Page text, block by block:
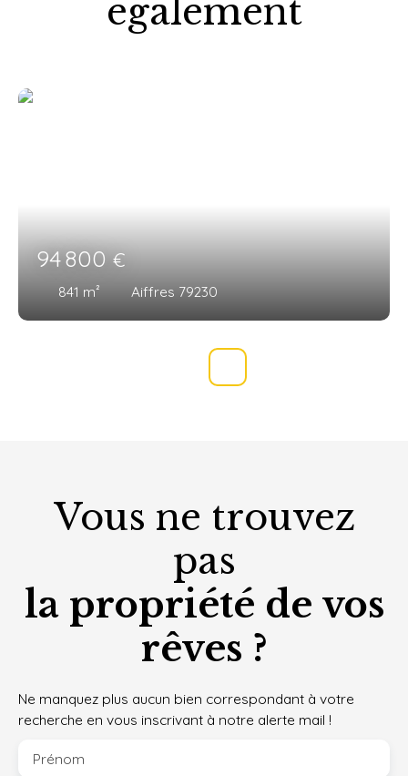
également
94 800€
841 m² Aiffres 79230
Vous ne trouvez
pas
la propriété de vos
rêves ?
Ne manquez plus aucun bien correspondant à votre
recherche en vous inscrivant à notre alerte mail !
Prénom